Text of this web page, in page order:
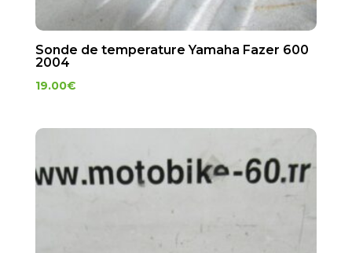
Sonde de temperature Yamaha Fazer 600
2004
19.00€